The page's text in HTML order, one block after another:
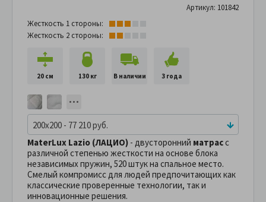
Артикул: 101842
Жесткость 1 стороны:
Жесткость 2 стороны:
20 см 130 кг В наличии 3 года
200x200 - 77 210 руб.
MaterLux Lazio (ЛАЦИО) - двусторонний матрасс
различной степенью жесткости на основе блока
независимых пружин, 520 штук на спальное место.
Смелый компромисс для людей предпочитающих как
классические проверенные технологии, так и
инновационные решения.